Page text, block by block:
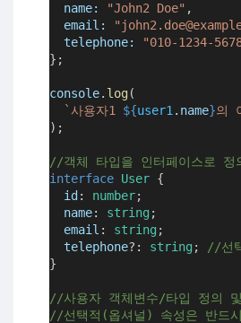
name: "John2 Doe" ,
email :
telephone: "010-1234-
};
console. log(
`사용자1 ${user1 . name}의
);
//객체 타입을 인터페이스로 정
interface User {
id : number;
name: string ;
email : string ;
telephone?: string ;
//선
}
//사용자 객체변수/타입 정의
//선택적(옵셔널) 속성은 반드